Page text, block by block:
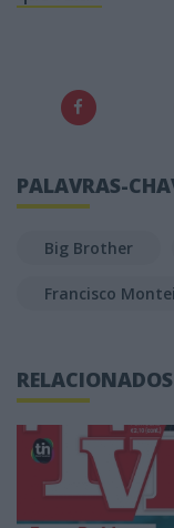
PALAVRAS-
Big Brother
Francisco
RELACIONADOS